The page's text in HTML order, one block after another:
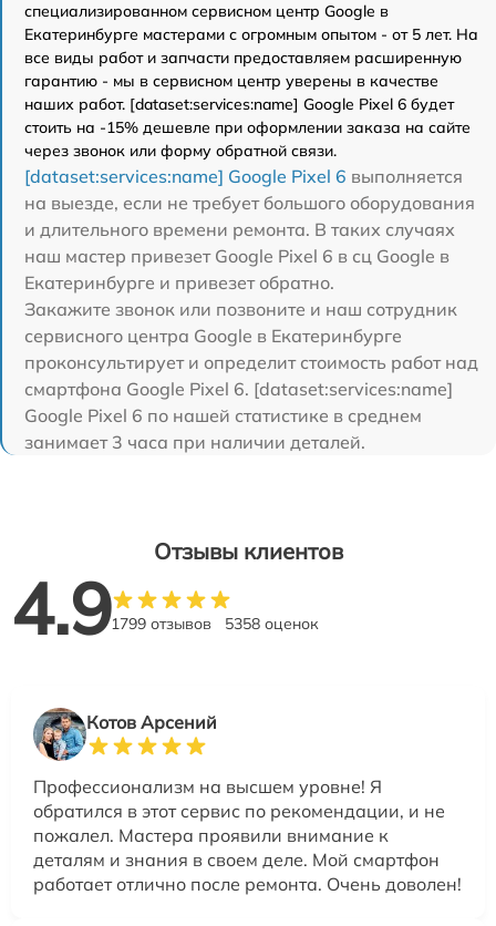
специализированном сервисном центр Google в
Екатеринбурге мастерами с огромным опытом - от 5 лет. На
все виды работ и запчасти предоставляем расширенную
гарантию - мы в сервисном центр уверены в качестве
наших работ. [dataset:services:name] Google Pixel 6 будет
стоить на -15% дешевле при оформлении заказа на сайте
через звонок или форму обратной связи.
[dataset:services:name] Google Pixel 6 выполняется
на выезде, если не требует большого оборудования
и длительного времени ремонта. В таких случаях
наш мастер привезет Google Pixel 6 в сц Google в
Екатеринбурге и привезет обратно.
Закажите звонок или позвоните и наш сотрудник
сервисного центра Google в Екатеринбурге
проконсультирует и определит стоимость работ над
смартфона Google Pixel 6. [dataset:services:name]
Google Pixel 6 по нашей статистике в среднем
занимает 3 часа при наличии деталей.
Отзывы клиентов
4.91799 отзывов 5358 оценок
Котов Арсений
Профессионализм на высшем уровне! Я
обратился в этот сервис по рекомендации, и не
пожалел. Мастера проявили внимание к
деталям и знания в своем деле. Мой смартфон
работает отлично после ремонта. Очень доволен!